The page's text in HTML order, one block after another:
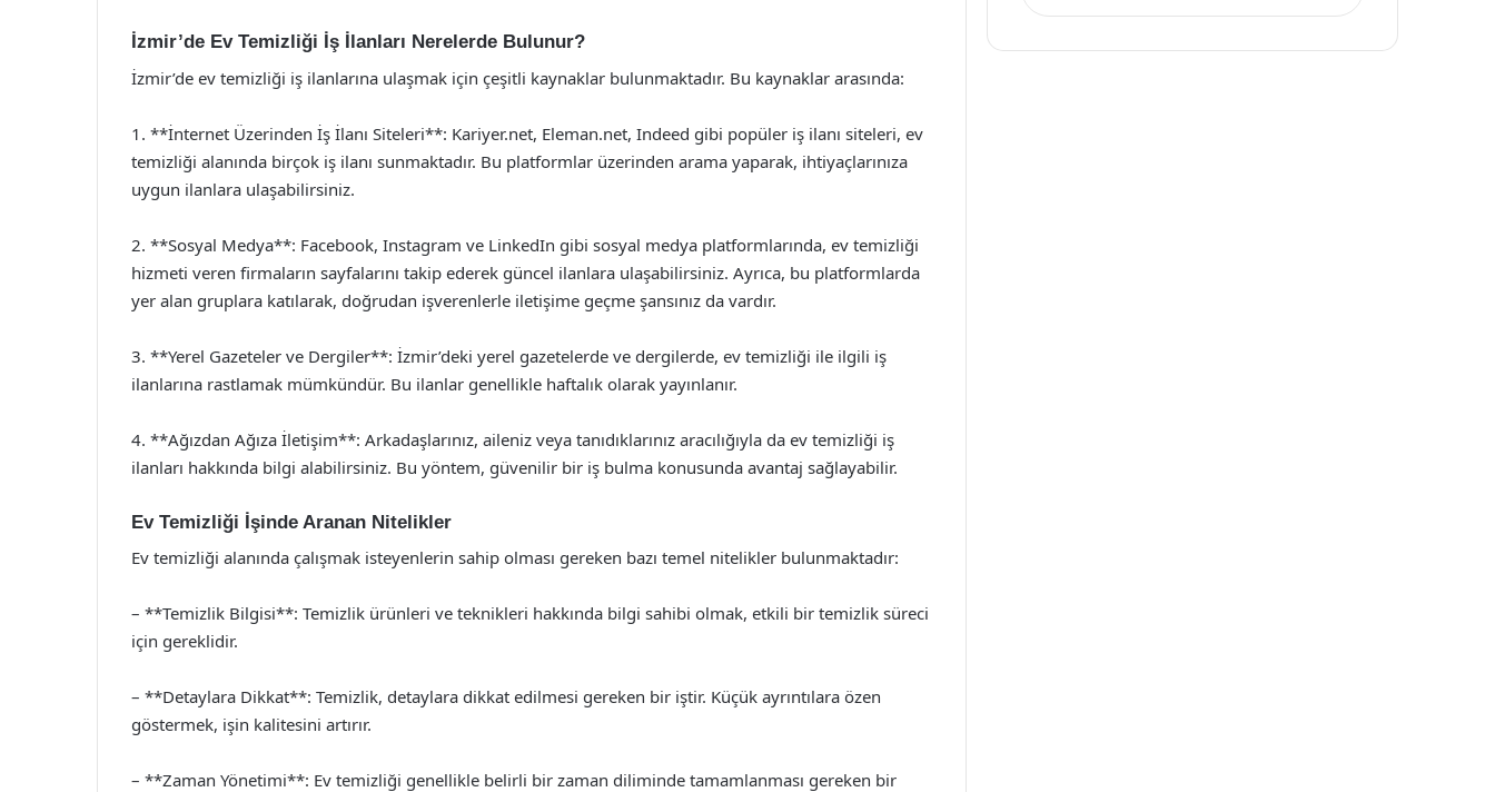
İzmir’de Ev Temizliği İş İlanları Nerelerde Bulunur?
İzmir’de ev temizliği iş ilanlarına ulaşmak için çeşitli kaynaklar bulunmaktadır. Bu kaynaklar arasında:
1. **İnternet Üzerinden İş İlanı Siteleri**: Kariyer.net, Eleman.net, Indeed gibi popüler iş ilanı siteleri, ev
temizliği alanında birçok iş ilanı sunmaktadır. Bu platformlar üzerinden arama yaparak, ihtiyaçlarınıza
uygun ilanlara ulaşabilirsiniz.
2. **Sosyal Medya**: Facebook, Instagram ve LinkedIn gibi sosyal medya platformlarında, ev temizliği
hizmeti veren firmaların sayfalarını takip ederek güncel ilanlara ulaşabilirsiniz. Ayrıca, bu platformlarda
yer alan gruplara katılarak, doğrudan işverenlerle iletişime geçme şansınız da vardır.
3. **Yerel Gazeteler ve Dergiler**: İzmir’deki yerel gazetelerde ve dergilerde, ev temizliği ile ilgili iş
ilanlarına rastlamak mümkündür. Bu ilanlar genellikle haftalık olarak yayınlanır.
4. **Ağızdan Ağıza İletişim**: Arkadaşlarınız, aileniz veya tanıdıklarınız aracılığıyla da ev temizliği iş
ilanları hakkında bilgi alabilirsiniz. Bu yöntem, güvenilir bir iş bulma konusunda avantaj sağlayabilir.
Ev Temizliği İşinde Aranan Nitelikler
Ev temizliği alanında çalışmak isteyenlerin sahip olması gereken bazı temel nitelikler bulunmaktadır:
– **Temizlik Bilgisi**: Temizlik ürünleri ve teknikleri hakkında bilgi sahibi olmak, etkili bir temizlik süreci
için gereklidir.
– **Detaylara Dikkat**: Temizlik, detaylara dikkat edilmesi gereken bir iştir. Küçük ayrıntılara özen
göstermek, işin kalitesini artırır.
– **Zaman Yönetimi**: Ev temizliği genellikle belirli bir zaman diliminde tamamlanması gereken bir